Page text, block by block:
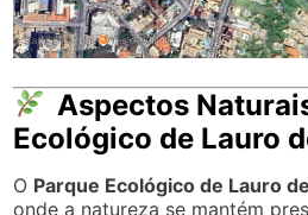
Aspectos
Ecológico de Lauro
O Parque Ecológico de Lauro
onde a natureza se mantém